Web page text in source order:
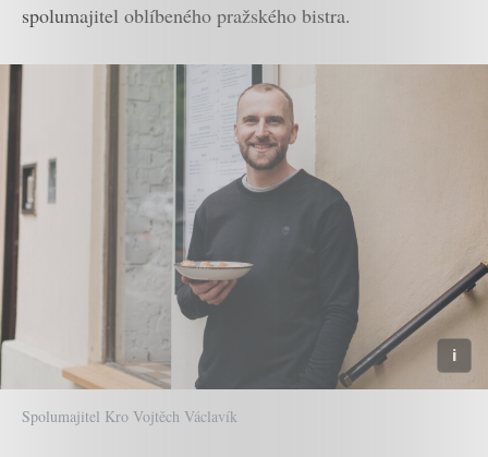
spolumajitel oblíbeného pražského bistra.
Spolumajitel Kro Vojtěch Václavík